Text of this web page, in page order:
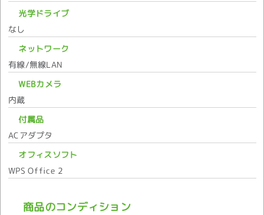
光学ドライブ
なし
ネットワーク
有線/無線LAN
WEBカメラ
内蔵
付属品
ACアダプタ
オフィスソフト
WPS Office 2
商品のコンディション